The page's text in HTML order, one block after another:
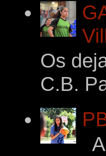
Os
C.B.